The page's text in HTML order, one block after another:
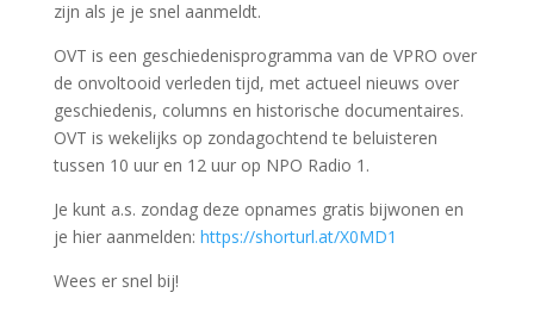
Middeleeuwen:
Beleef de Middeleeuwen.
Vier het feest van Sint Crispijn en Sint Crispiaen,
de Patroonheiligen van het Gilde van de
schoenmakers.
Aansluitend aan de VPRO opname is de processie om
12.30 uur.
Achtergrondinformatie: